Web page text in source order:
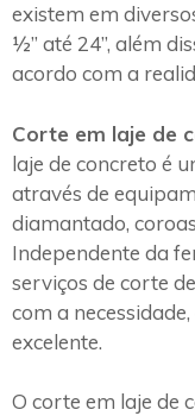
existem em
½” até 24”, além
acordo com a
Corte em laje de
laje de concreto é
através de
diamantado,
Independente da
serviços de corte
com a
excelente.
O corte em laje de